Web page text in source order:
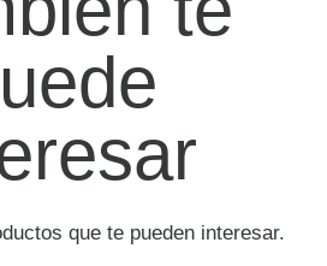
que te pueden interesar.